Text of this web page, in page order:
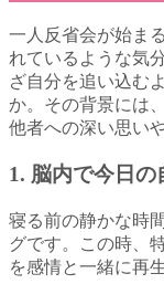
一人反省会が始ま
れているような気
ざ自分を追い込む
か。その背景には
他者への深い思い
1. 脳内で今日
寝る前の静かな時
グです。この時、
を感情と一緒に再